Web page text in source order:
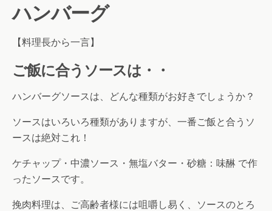
ハンバーグ
【料理長から一言】
ご飯に合うソースは・・
ハンバーグソースは、どんな種類がお好きでしょうか？
ソースはいろいろ種類がありますが、一番ご飯と合うソ
ースは絶対これ！
ケチャップ・中濃ソース・無塩バター・砂糖：味醂 で作
ったソースです。
挽肉料理は、ご高齢者様には咀嚼し易く、ソースのとろ